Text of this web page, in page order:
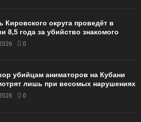
Кировского округа проведёт в
8,5 года за убийство знакомого
0
убийцам аниматоров на Кубани
лишь при весомых нарушениях
0